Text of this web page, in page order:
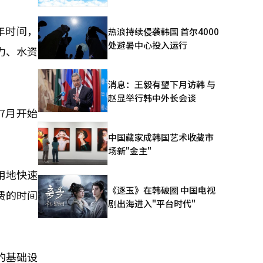
间，
、水资
月开始
地快速
的时间
基础设
热浪持续侵袭韩国 首尔4000
处避暑中心投入运行
消息：王毅有望下月访韩 与
赵显举行韩中外长会谈
中国藏家成韩国艺术收藏市
场新"金主"
《逐玉》在韩破圈 中国电视
剧出海进入"平台时代"